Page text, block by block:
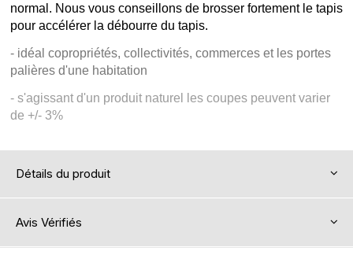
normal. Nous vous conseillons de brosser fortement le tapis
pour accélérer la débourre du tapis.
- idéal copropriétés, collectivités, commerces et les portes
palières d'une habitation
- s'agissant d'un produit naturel les coupes peuvent varier
de +/- 3%
Détails du produit
Avis Vérifiés